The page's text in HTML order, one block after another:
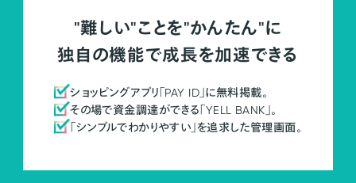
"難しい"ことを"かんたん"に
独自の機能で成長を加速できる
ショッピングアプリ「PAY ID」に無料掲載。
その場で資金調達ができる「YELL BANK」。
「シンプルでわかりやすい」を追求した管理画面。